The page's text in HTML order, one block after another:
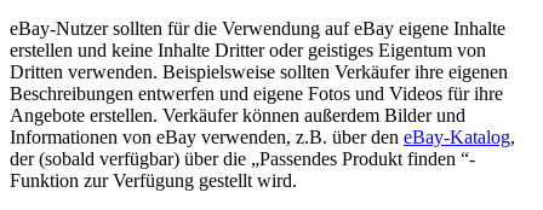
eBay-Nutzer sollten für die Verwendung auf eBay eigene Inhalte
erstellen und keine Inhalte Dritter oder geistiges Eigentum von
Dritten verwenden. Beispielsweise sollten Verkäufer ihre eigenen
Beschreibungen entwerfen und eigene Fotos und Videos für ihre
Angebote erstellen. Verkäufer können außerdem Bilder und
Informationen von eBay verwenden, z.B. über den eBay-Katalog,
der (sobald verfügbar) über die „Passendes Produkt finden “-
Funktion zur Verfügung gestellt wird.